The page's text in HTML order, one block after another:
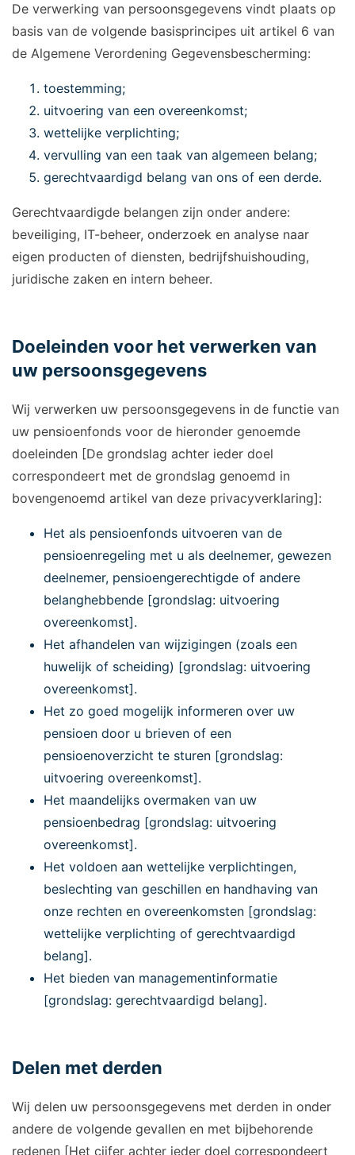
De verwerking van persoonsgegevens vindt plaats op
basis van de volgende basisprincipes uit artikel 6 van
de Algemene Verordening Gegevensbescherming:
toestemming;
uitvoering van een overeenkomst;
wettelijke verplichting;
vervulling van een taak van algemeen belang;
gerechtvaardigd belang van ons of een derde.
Gerechtvaardigde belangen zijn onder andere:
beveiliging, IT-beheer, onderzoek en analyse naar
eigen producten of diensten, bedrijfshuishouding,
juridische zaken en intern beheer.
Doeleinden voor het verwerken van
uw persoonsgegevens
Wij verwerken uw persoonsgegevens in de functie van
uw pensioenfonds voor de hieronder genoemde
doeleinden [De grondslag achter ieder doel
correspondeert met de grondslag genoemd in
bovengenoemd artikel van deze privacyverklaring]:
Het als pensioenfonds uitvoeren van de
pensioenregeling met u als deelnemer, gewezen
deelnemer, pensioengerechtigde of andere
belanghebbende [grondslag: uitvoering
overeenkomst].
Het afhandelen van wijzigingen (zoals een
huwelijk of scheiding) [grondslag: uitvoering
overeenkomst].
Het zo goed mogelijk informeren over uw
pensioen door u brieven of een
pensioenoverzicht te sturen [grondslag:
uitvoering overeenkomst].
Het maandelijks overmaken van uw
pensioenbedrag [grondslag: uitvoering
overeenkomst].
Het voldoen aan wettelijke verplichtingen,
beslechting van geschillen en handhaving van
onze rechten en overeenkomsten [grondslag:
wettelijke verplichting of gerechtvaardigd
belang].
Het bieden van managementinformatie
[grondslag: gerechtvaardigd belang].
Delen met derden
Wij delen uw persoonsgegevens met derden in onder
andere de volgende gevallen en met bijbehorende
redenen [Het cijfer achter ieder doel correspondeert